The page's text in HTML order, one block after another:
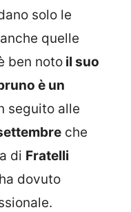
solo le
quelle
ben noto il suo
è un
seguito alle
che
di Fratelli
dovuto